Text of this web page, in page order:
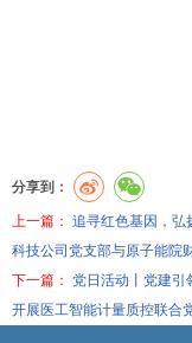
分享到：
上一篇： 追寻红色基因，
科技公司党支部与原子能院
下一篇： 党日活动丨党建
开展医工智能计量质控联合